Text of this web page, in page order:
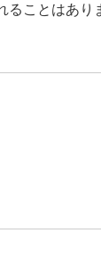
ることはあり